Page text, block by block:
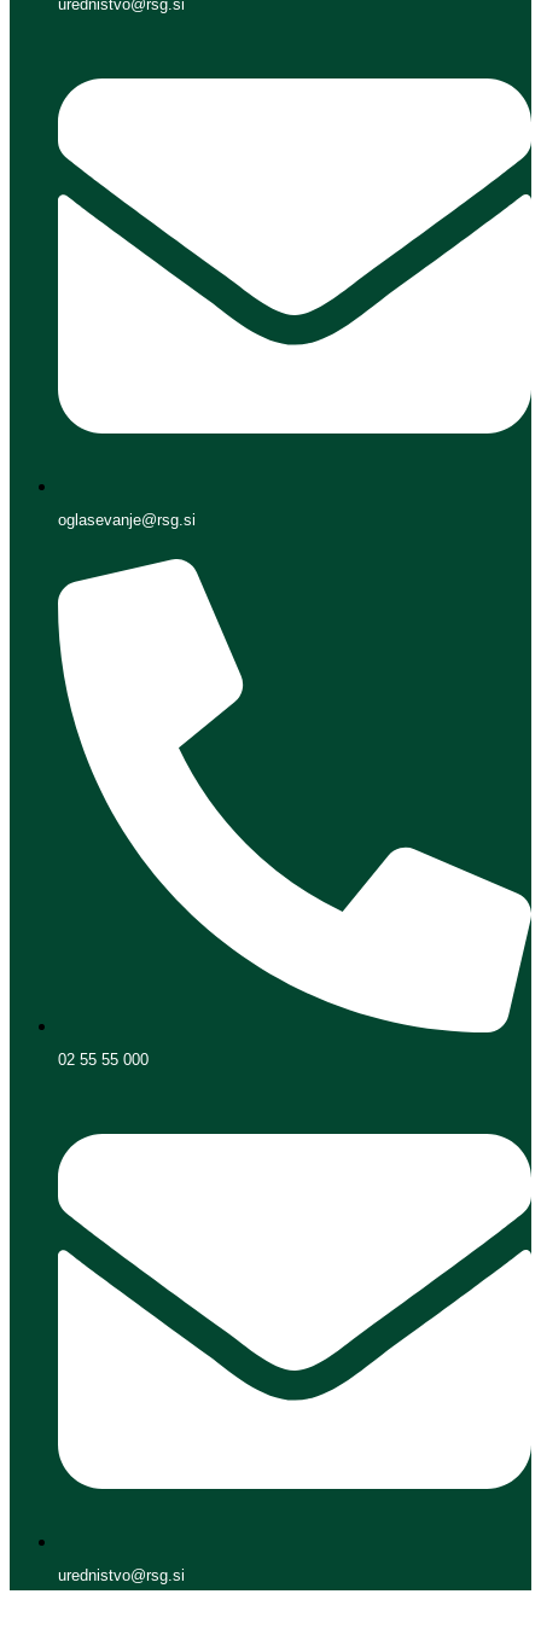
urednistvo@rsg.si
oglasevanje@rsg.si
02 55 55 000
urednistvo@rsg.si